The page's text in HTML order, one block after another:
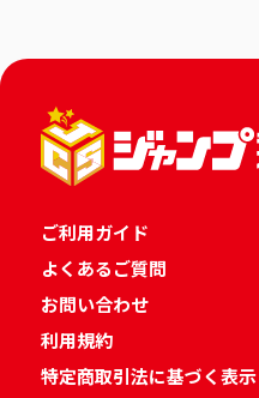
ご利用ガイド
よくあるご質問
お問い合わせ
利用規約
特定商取引法に基づく表示